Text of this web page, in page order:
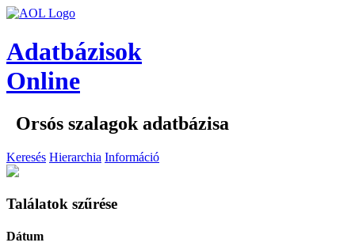
Adatbázisok
Online
Orsós szalagok adatbázisa
Keresés Hierarchia Információ
Találatok szűrése
Dátum